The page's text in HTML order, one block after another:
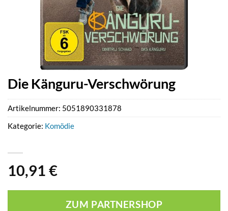
Die Känguru-Verschwörung
10,91 €
ZUM PARTNERSHOP
Artikelnummer: 5051890331878
Kategorie: Komödie